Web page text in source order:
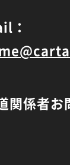
：
関係者